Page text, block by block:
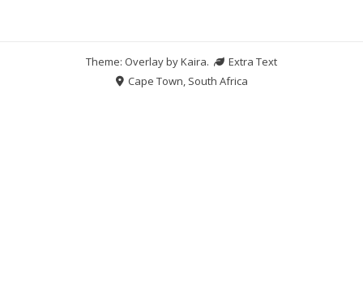
Theme: Overlay byKaira.
Extra Text
Cape Town, South Africa